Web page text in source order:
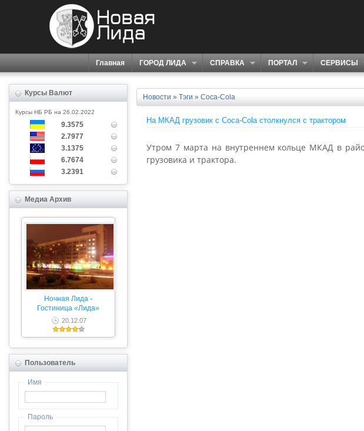
Главная ГОРОД ЛИДА СПРАВКА ПОРТАЛ СЕРВИСЫ
Курсы Валют
Курсы НБ РБ на 26.02.2022
9.3575
2.7977
3.1375
6.7674
3.2391
Медиа Архив
Ночная Лида -
Гостиница «Лида»
20.12.07
Пользователь
Имя
Пароль
Новости » Тэги » Coca-Cola
На МКАД грузовик с Coca-Cola столкнулся с трактором
Утром 7 марта на внутреннем кольце МКАД в
грузовика и трактора.